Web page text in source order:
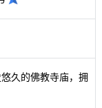
久的佛教寺庙，拥